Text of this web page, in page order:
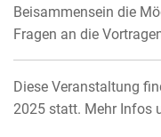
Beisammensein die
Fragen an die
Diese Veranstaltung
2025 statt. Mehr Infos